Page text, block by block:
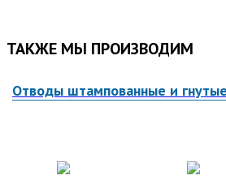
ТАКЖЕ МЫ ПРОИЗВОДИМ
Отводы штампованные и гнутые